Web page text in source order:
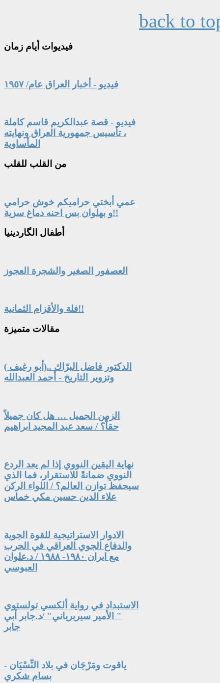
back to
فيديوات أيام زمان
فيديو - أخبار العراق عام/ ١٩٥٧
فيديو - قصة عبدالكريم قاسم كاملة
، تأسيس جمهورية العراق ونهايته
المأساوية
من القلب للقلب
عمي أبختي حراميكم خوش حرامي
و بهلوان بس احنه دماغ سزية!!
أطفال الگاردينيا
العصفور الصغير والشجرة العجوز
فلة والأقزام الثمانية!!
مقالات متميزة
الدكتور فاضل البرّاك ..(أبو رغيف )
وتزوير التاريخ - أحمد العبدالله
الزمن الجميل … هل كان جميلاً
حقاً؟ / سعد عبد المجيد ابراهيم
نهاية اليقين النووي إذا لم يعد الردع
النووي ضمانةً للاستقرار، فما الذي
سيحفظ توازن العالم؟ / اللواء الركن
علاء الدين حسين مكي خماس
الادوار الاستراتيجية للقوة الجوية
والدفاع الجوي العراقي في الحرب
مع ايران ١٩٨٠- ١٩٨٨ / د.علوان
العبوسي
الاستبداد في رواية ألكسي تولستوي
" الأمير سيربرياني" /د.جابر أبي
جابر
ياقوت ومَرْجَان في بلاد النِّسْيَان -
بسام شكري